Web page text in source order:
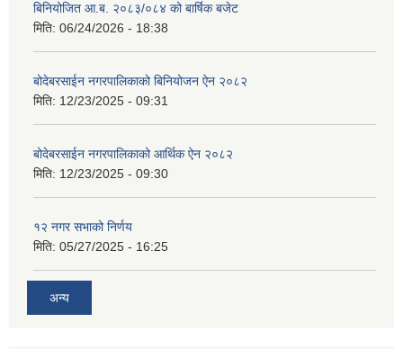
बिनियोजित आ.ब. २०८३/०८४ को बार्षिक बजेट
मिति: 06/24/2026 - 18:38
बोदेबरसाईन नगरपालिकाको बिनियोजन ऐन २०८२
मिति: 12/23/2025 - 09:31
बोदेबरसाईन नगरपालिकाको आर्थिक ऐन २०८२
मिति: 12/23/2025 - 09:30
१२ नगर सभाको निर्णय
मिति: 05/27/2025 - 16:25
अन्य